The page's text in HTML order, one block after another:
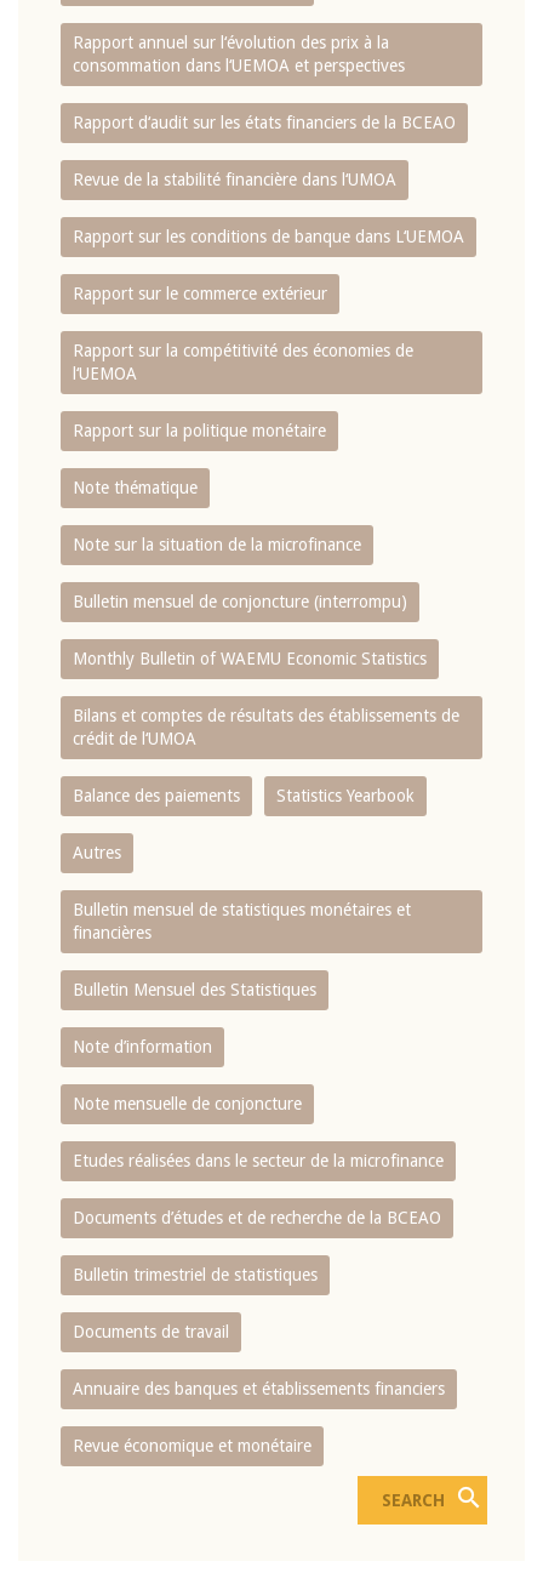
Rapport annuel sur l‘évolution des prix à la
consommation dans l‘UEMOA et perspectives
Rapport d‘audit sur les états financiers de la BCEAO
Revue de la stabilité financière dans l‘UMOA
Rapport sur les conditions de banque dans L‘UEMOA
Rapport sur le commerce extérieur
Rapport sur la compétitivité des économies de
l‘UEMOA
Rapport sur la politique monétaire
Note thématique
Note sur la situation de la microfinance
Bulletin mensuel de conjoncture (interrompu)
Monthly Bulletin of WAEMU Economic Statistics
Bilans et comptes de résultats des établissements de
crédit de l‘UMOA
Balance des paiements Statistics Yearbook
Autres
Bulletin mensuel de statistiques monétaires et
financières
Bulletin Mensuel des Statistiques
Note d’information
Note mensuelle de conjoncture
Etudes réalisées dans le secteur de la microfinance
Documents d’études et de recherche de la BCEAO
Bulletin trimestriel de statistiques
Documents de travail
Annuaire des banques et établissements financiers
Revue économique et monétaire